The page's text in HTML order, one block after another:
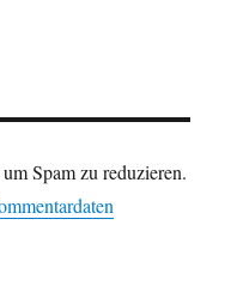
Spam zu reduzieren.